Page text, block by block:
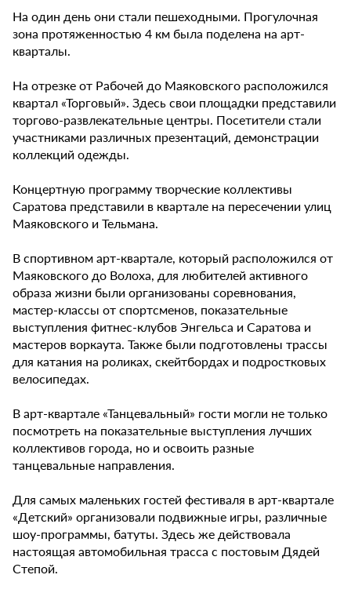
На один день они стали пешеходными. Прогулочная
зона протяженностью 4 км была поделена на арт-
кварталы.
На отрезке от Рабочей до Маяковского расположился
квартал «Торговый». Здесь свои площадки представили
торгово-развлекательные центры. Посетители стали
участниками различных презентаций, демонстрации
коллекций одежды.
Концертную программу творческие коллективы
Саратова представили в квартале на пересечении улиц
Маяковского и Тельмана.
В спортивном арт-квартале, который расположился от
Маяковского до Волоха, для любителей активного
образа жизни были организованы соревнования,
мастер-классы от спортсменов, показательные
выступления фитнес-клубов Энгельса и Саратова и
мастеров воркаута. Также были подготовлены трассы
для катания на роликах, скейтбордах и подростковых
велосипедах.
В арт-квартале «Танцевальный» гости могли не только
посмотреть на показательные выступления лучших
коллективов города, но и освоить разные
танцевальные направления.
Для самых маленьких гостей фестиваля в арт-квартале
«Детский» организовали подвижные игры, различные
шоу-программы, батуты. Здесь же действовала
настоящая автомобильная трасса с постовым Дядей
Степой.